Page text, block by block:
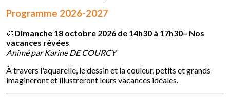
Programme 2026-2027
🎨Dimanche 18 octobre 2026 de 14h30 à 17h30– Nos
vacances rêvées
Animé par Karine DE COURCY
À travers l'aquarelle, le dessin et la couleur, petits et grands
imagineront et illustreront leurs vacances idéales.